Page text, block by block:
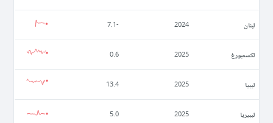
لبنان 2024
-7.1
لكسمبورغ 2025
0.6
ليبيا 2025
13.4
ليبيريا 2025
5.0